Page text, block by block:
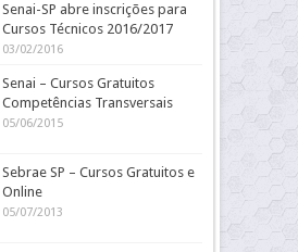
Senai-SP abre inscrições para
Cursos Técnicos 2016/2017
03/02/2016
Senai – Cursos Gratuitos
Competências Transversais
05/06/2015
Sebrae SP – Cursos Gratuitos e
Online
05/07/2013